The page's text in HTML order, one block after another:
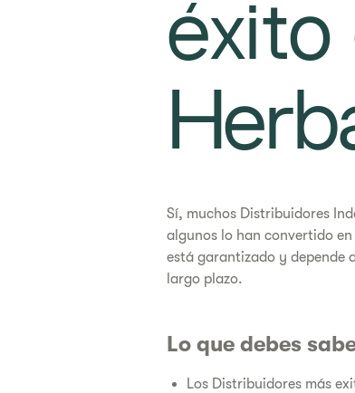
éxito
Sí, muchos Distribuidores
algunos lo han convertido
está garantizado y depende
largo plazo.
​Lo que debes
Los Distribuidores más